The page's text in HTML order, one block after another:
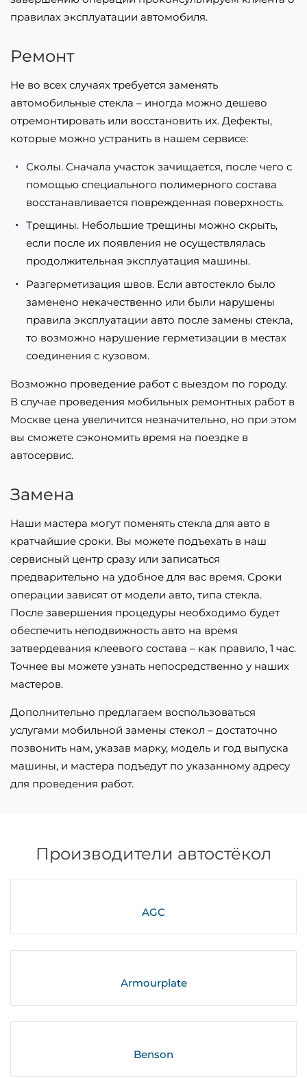
правилах эксплуатации автомобиля.
Ремонт
Не во всех случаях требуется заменять
автомобильные стекла – иногда можно дешево
отремонтировать или восстановить их. Дефекты,
которые можно устранить в нашем сервисе:
Сколы. Сначала участок зачищается, после чего с
помощью специального полимерного состава
восстанавливается поврежденная поверхность.
Трещины. Небольшие трещины можно скрыть,
если после их появления не осуществлялась
продолжительная эксплуатация машины.
Разгерметизация швов. Если автостекло было
заменено некачественно или были нарушены
правила эксплуатации авто после замены стекла,
то возможно нарушение герметизации в местах
соединения с кузовом.
Возможно проведение работ с выездом по городу.
В случае проведения мобильных ремонтных работ в
Москве цена увеличится незначительно, но при этом
вы сможете сэкономить время на поездке в
автосервис.
Замена
Наши мастера могут поменять стекла для авто в
кратчайшие сроки. Вы можете подъехать в наш
сервисный центр сразу или записаться
предварительно на удобное для вас время. Сроки
операции зависят от модели авто, типа стекла.
После завершения процедуры необходимо будет
обеспечить неподвижность авто на время
затвердевания клеевого состава – как правило, 1 час.
Точнее вы можете узнать непосредственно у наших
мастеров.
Дополнительно предлагаем воспользоваться
услугами мобильной замены стекол – достаточно
позвонить нам, указав марку, модель и год выпуска
машины, и мастера подъедут по указанному адресу
для проведения работ.
Производители автостёкол
AGC
Armourplate
Benson